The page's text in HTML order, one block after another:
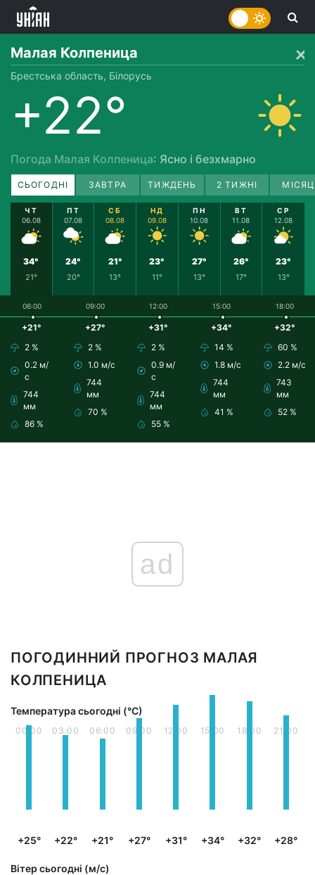
Малая Колпеница
Брестська область, Білорусь
+22°
Погода Малая Колпеница: Ясно і безхмарно
СЬОГОДНІ ЗАВТРА ТИЖДЕНЬ 2 ТИЖНІ
ЧТ
06.08
34°
21°
ПТ
07.08
24°
20°
СБ
08.08
21°
13°
НД
09.08
23°
11°
ПН
10.08
27°
13°
ВТ
11.08
26°
17°
СР
12.08
23°
13°
06:00
+21°
2 %
0.2 м/
с
744
мм
86 %
09:00
+27°
2 %
1.0 м/с
744
мм
70 %
12:00
+31°
2 %
0.9 м/
с
744
мм
55 %
15:00
+34°
14 %
1.8 м/с
744
мм
41 %
18:00
+32°
60 %
2.2 м/с
743
мм
52 %
ad
ПОГОДИННИЙ ПРОГНОЗ МАЛАЯ
КОЛПЕНИЦА
Температура сьогодні (°С)
00:00
+25°
03:00
+22°
06:00
+21°
09:00
+27°
12:00
+31°
15:00
+34°
18:00
+32°
21:00
+28°
Вітер сьогодні (м/с)